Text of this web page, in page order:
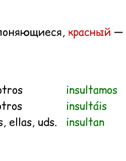
красный —
insultamos
insultáis
ellas, uds.
insultan